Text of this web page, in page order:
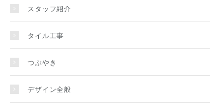
スタッフ紹介
タイル工事
つぶやき
デザイン全般